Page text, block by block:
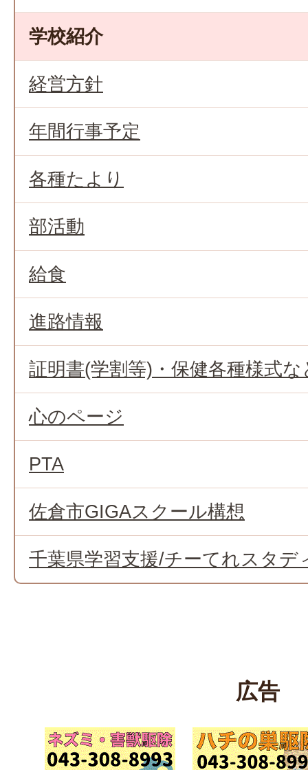
学校紹介
経営方針
年間行事予定
各種たより
部活動
給食
進路情報
証明書(学割等)・保健各種様式な
心のページ
PTA
佐倉市GIGAスクール構想
千葉県学習支援/チーてれスタデ
広告